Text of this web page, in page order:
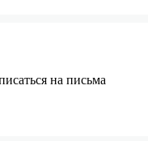
на письма